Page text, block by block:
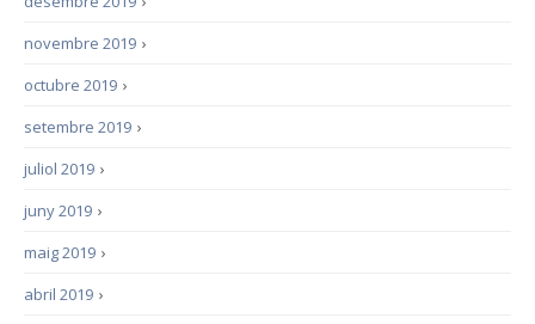
›
novembre 2019
›
octubre 2019
›
setembre 2019
›
juliol 2019
›
juny 2019
›
maig 2019
›
abril 2019